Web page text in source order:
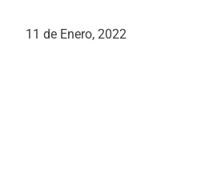
11 de Enero, 2022